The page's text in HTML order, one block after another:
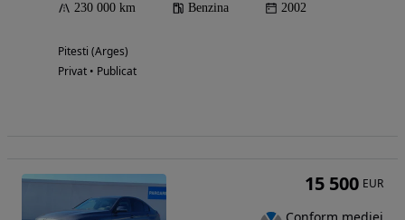
230 000 km Benzina 2002
Pitesti (Arges)
Privat • Publicat
15 500 EUR
Conform mediei